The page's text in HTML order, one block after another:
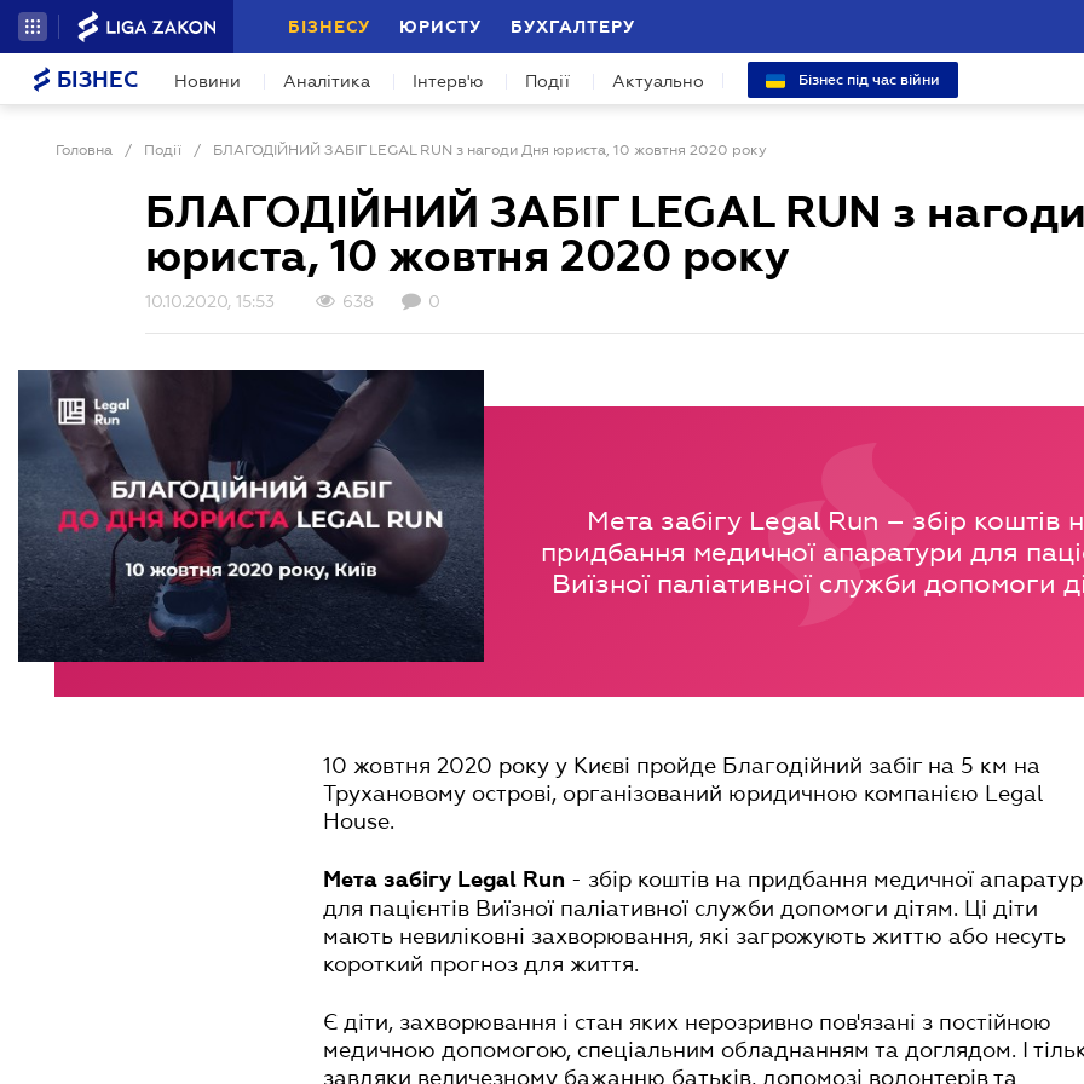
БІЗНЕСУ ЮРИСТУ БУХГАЛТЕРУ
БІЗНЕС Новини Аналітика Інтерв'ю Події Актуально Бізнес під час війни
Головна / Події / БЛАГОДІЙНИЙ ЗАБІГ LEGAL RUN з нагоди Дня юриста, 10 жовтня 2020 року
БЛАГОДІЙНИЙ ЗАБІГ LEGAL RUN з
юриста, 10 жовтня 2020 року
10.10.2020, 15:53 638 0
Мета забігу Legal Run – збір коштів
придбання медичної апаратури для
Виїзної паліативної служби допомоги
10 жовтня 2020 року у Києві пройде Благодійний забіг на 5 км на
Трухановому острові, організований юридичною компанією Legal
House.
Мета забігу Legal Run - збір коштів на придбання медичної
для пацієнтів Виїзної паліативної служби допомоги дітям. Ці діти
мають невиліковні захворювання, які загрожують життю або несуть
короткий прогноз для життя.
Є діти, захворювання і стан яких нерозривно пов'язані з постійною
медичною допомогою, спеціальним обладнанням та доглядом. І
завдяки величезному бажанню батьків, допомозі волонтерів та